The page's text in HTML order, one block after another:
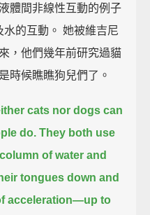
體間非線性互動的例子
的互動。 她被維吉尼
，他們幾年前研究過貓
時候瞧瞧狗兒們了。
cats nor dogs can
do. They both use
of water and
tongues down and
acceleration—up to